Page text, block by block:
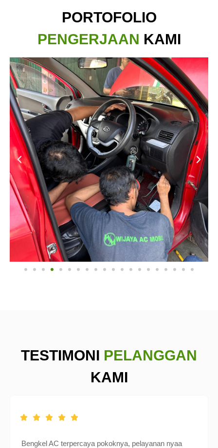
PORTOFOLIO
PENGERJAAN KAMI
TESTIMONI PELANGGAN
KAMI
Bengkel AC terpercaya pokoknya, pelayanan nyaa